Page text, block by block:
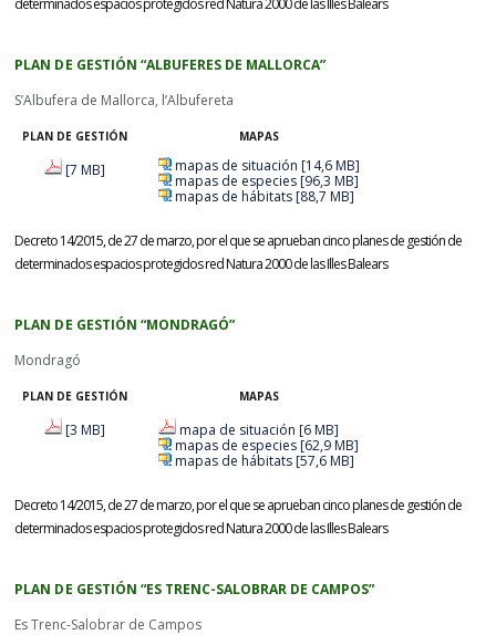
determinados espacios protegidos red Natura 2000 de las Illes Balears
PLAN DE GESTIÓN “ALBUFERES DE MALLORCA”
S’Albufera de Mallorca, l’Albufereta
PLAN DE GESTIÓN MAPAS
[7 MB]
mapas de situación [14,6 MB]
mapas de especies [96,3 MB]
mapas de hábitats [88,7 MB]
Decreto 14/2015, de 27 de marzo, por el que se aprueban cinco planes de gestión de
determinados espacios protegidos red Natura 2000 de las Illes Balears
PLAN DE GESTIÓN “MONDRAGÓ”
Mondragó
PLAN DE GESTIÓN MAPAS
[3 MB]
mapa de situación [6 MB]
mapas de especies [62,9 MB]
mapas de hábitats [57,6 MB]
Decreto 14/2015, de 27 de marzo, por el que se aprueban cinco planes de gestión de
determinados espacios protegidos red Natura 2000 de las Illes Balears
PLAN DE GESTIÓN “ES TRENC-SALOBRAR DE CAMPOS”
Es Trenc-Salobrar de Campos